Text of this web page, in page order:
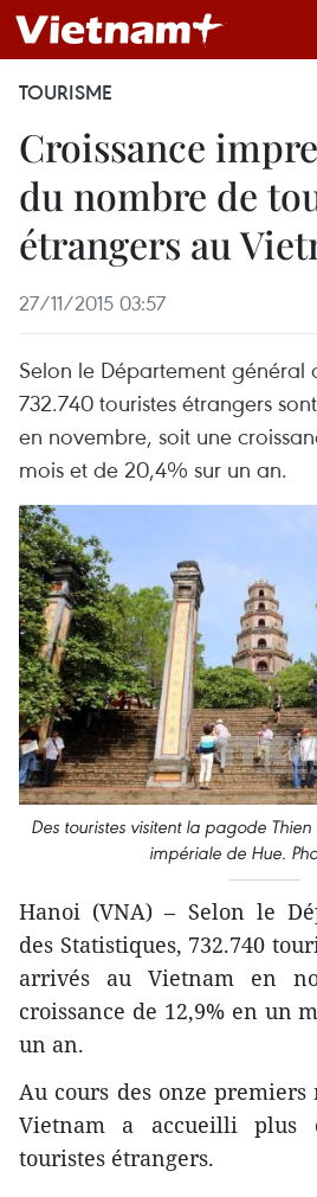
TOURISME
Croissance
du nombre de
étrangers au
27/11/2015 03:57
Selon le Département général
732.740 touristes étrangers
en novembre, soit une
mois et de 20,4% sur un an.
Des touristes visitent la pagode
impériale de Hue.
Hanoi (VNA) – Selon le
des Statistiques, 732.740
arrivés au Vietnam en
croissance de 12,9% en un
un an.
Au cours des onze premiers
Vietnam a accueilli
touristes étrangers.